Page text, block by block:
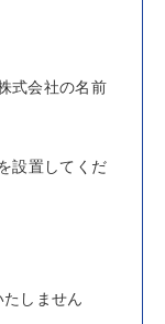
式会社の名前
設置してくだ
しません